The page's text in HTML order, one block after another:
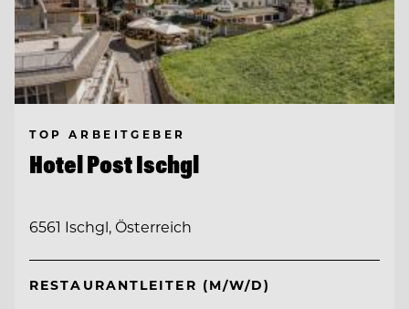
TOP ARBEITGEBER
Hotel Post Ischgl
6561 Ischgl, Österreich
RESTAURANTLEITER (M/W/D)